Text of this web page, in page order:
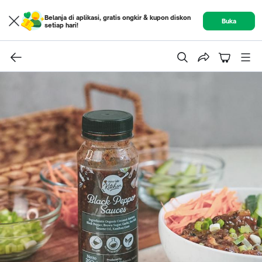
Belanja di aplikasi, gratis ongkir & kupon diskon
setiap hari!
Buka